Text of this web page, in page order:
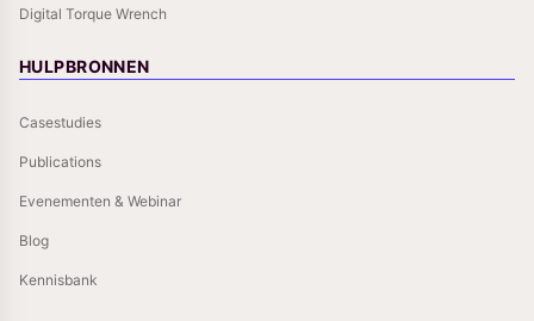
Digital Torque Wrench
HULPBRONNEN
Casestudies
Publications
Evenementen & Webinar
Blog
Kennisbank